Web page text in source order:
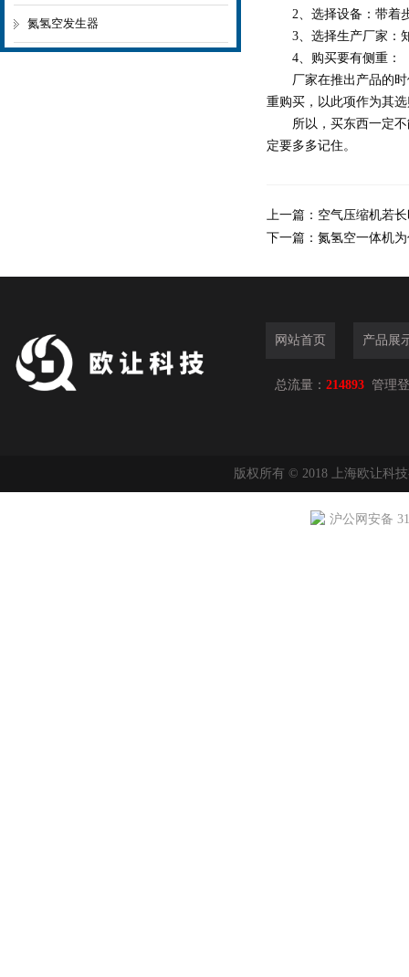
氮氢空发生器
2、选择设备：带着步
3、选择生产厂家：知
4、购买要有侧重：
厂家在推出产品的时
重购买，以此项作为其
所以，买东西一定不
定要多多记住。
上一篇： 空气压缩机若
下一篇： 氮氢空一体机
网站首页 产品展
总流量： 214893 管理
版权所有 © 2018 上海欧让科
沪公网安备